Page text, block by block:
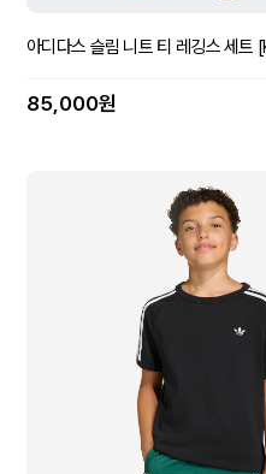
아디다스 슬림 니트 티 레깅스 세
85,000원